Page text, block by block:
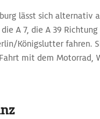
lässt sich alternativ
A 7, die A 39
Königslutter fahren.
mit dem Motorrad,